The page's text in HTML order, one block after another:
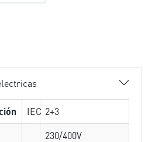
IEC 2+3
230/400V